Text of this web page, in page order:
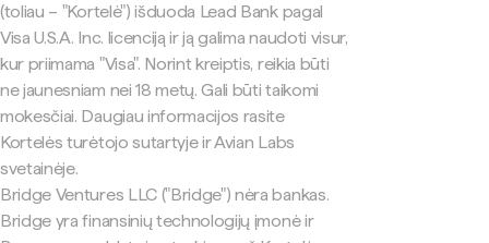
(toliau – "Kortelė") išduoda Lead Bank pagal
Visa U.S.A. Inc. licenciją ir ją galima naudoti visur,
kur priimama "Visa". Norint kreiptis, reikia būti
ne jaunesniam nei 18 metų. Gali būti taikomi
mokesčiai. Daugiau informacijos rasite
Kortelės turėtojo sutartyje ir Avian Labs
svetainėje.
Bridge Ventures LLC ("Bridge") nėra bankas.
Bridge yra finansinių technologijų įmonė ir